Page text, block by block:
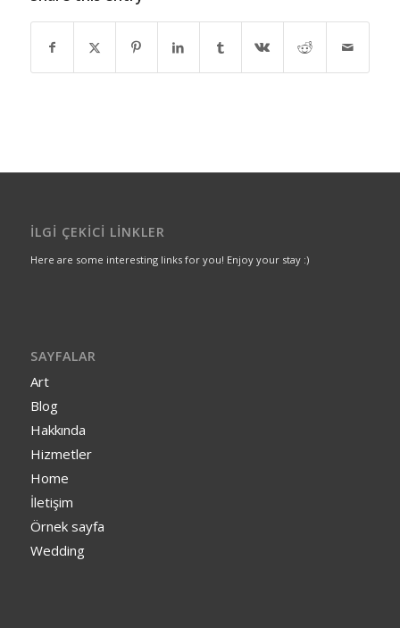
İLGI ÇEKICI LINKLER
Here are some interesting links for you! Enjoy your stay :)
SAYFALAR
Art
Blog
Hakkında
Hizmetler
Home
İletişim
Örnek sayfa
Wedding